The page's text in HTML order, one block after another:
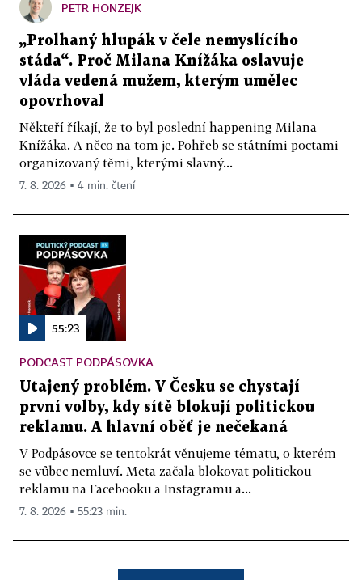
PETR HONZEJK
„Prolhaný hlupák v čele nemyslícího
stáda“. Proč Milana Knížáka oslavuje
vláda vedená mužem, kterým umělec
opovrhoval
Někteří říkají, že to byl poslední happening Milana
Knížáka. A něco na tom je. Pohřeb se státními poctami
organizovaný těmi, kterými slavný...
7. 8. 2026 ▪ 4 min. čtení
55:23
PODCAST PODPÁSOVKA
Utajený problém. V Česku se chystají
první volby, kdy sítě blokují politickou
reklamu. A hlavní oběť je nečekaná
V Podpásovce se tentokrát věnujeme tématu, o kterém
se vůbec nemluví. Meta začala blokovat politickou
reklamu na Facebooku a Instagramu a...
7. 8. 2026 ▪ 55:23 min.